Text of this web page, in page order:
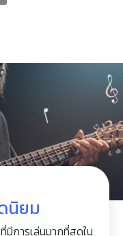
นิยม
การเล่นมากที่สุดใน